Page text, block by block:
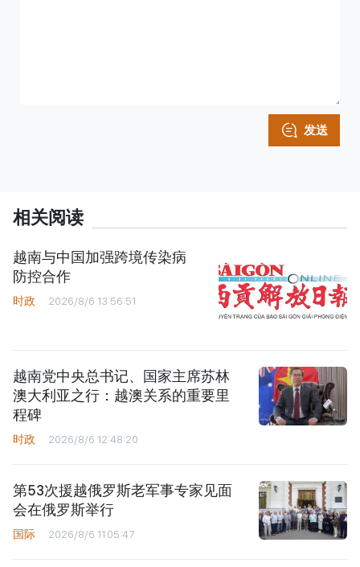
发送
相关阅读
越南与中国加强跨境传染病
防控合作
时政 2026/8/6 13:56:51
越南党中央总书记、国家主席苏林
澳大利亚之行：越澳关系的重要里
程碑
时政 2026/8/6 12:48:20
第53次援越俄罗斯老军事专家见面
会在俄罗斯举行
国际 2026/8/6 11:05:47